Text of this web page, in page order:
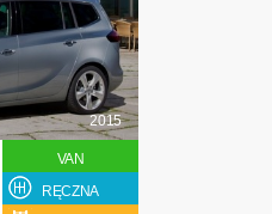
2015
VAN
RĘCZNA